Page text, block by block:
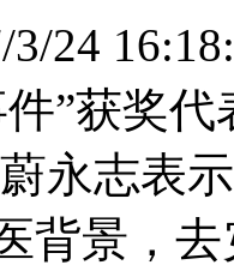
24
”获奖
永志表
背景，